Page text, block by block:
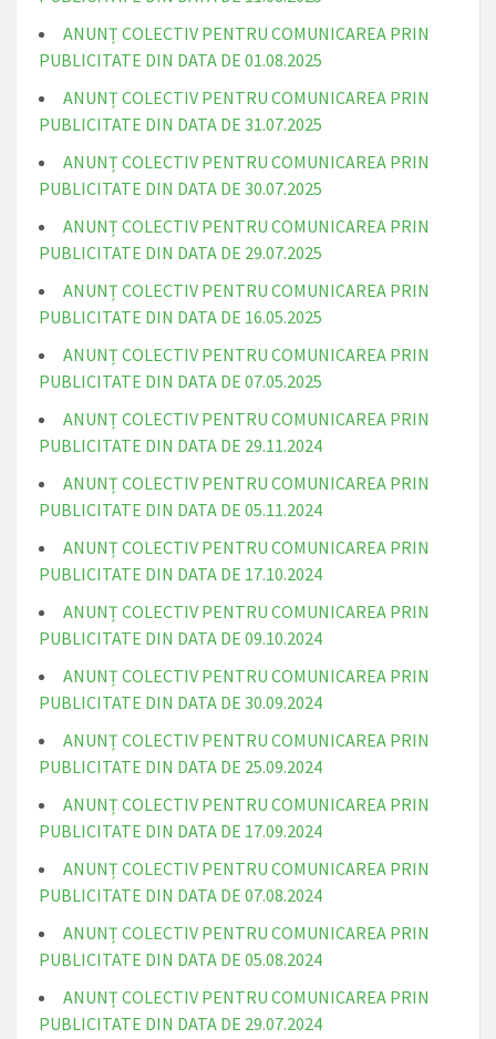
ANUNȚ COLECTIV PENTRU COMUNICAREA PRIN
PUBLICITATE DIN DATA DE 01.08.2025
ANUNȚ COLECTIV PENTRU COMUNICAREA PRIN
PUBLICITATE DIN DATA DE 31.07.2025
ANUNȚ COLECTIV PENTRU COMUNICAREA PRIN
PUBLICITATE DIN DATA DE 30.07.2025
ANUNȚ COLECTIV PENTRU COMUNICAREA PRIN
PUBLICITATE DIN DATA DE 29.07.2025
ANUNȚ COLECTIV PENTRU COMUNICAREA PRIN
PUBLICITATE DIN DATA DE 16.05.2025
ANUNȚ COLECTIV PENTRU COMUNICAREA PRIN
PUBLICITATE DIN DATA DE 07.05.2025
ANUNȚ COLECTIV PENTRU COMUNICAREA PRIN
PUBLICITATE DIN DATA DE 29.11.2024
ANUNȚ COLECTIV PENTRU COMUNICAREA PRIN
PUBLICITATE DIN DATA DE 05.11.2024
ANUNȚ COLECTIV PENTRU COMUNICAREA PRIN
PUBLICITATE DIN DATA DE 17.10.2024
ANUNȚ COLECTIV PENTRU COMUNICAREA PRIN
PUBLICITATE DIN DATA DE 09.10.2024
ANUNȚ COLECTIV PENTRU COMUNICAREA PRIN
PUBLICITATE DIN DATA DE 30.09.2024
ANUNȚ COLECTIV PENTRU COMUNICAREA PRIN
PUBLICITATE DIN DATA DE 25.09.2024
ANUNȚ COLECTIV PENTRU COMUNICAREA PRIN
PUBLICITATE DIN DATA DE 17.09.2024
ANUNȚ COLECTIV PENTRU COMUNICAREA PRIN
PUBLICITATE DIN DATA DE 07.08.2024
ANUNȚ COLECTIV PENTRU COMUNICAREA PRIN
PUBLICITATE DIN DATA DE 05.08.2024
ANUNȚ COLECTIV PENTRU COMUNICAREA PRIN
PUBLICITATE DIN DATA DE 29.07.2024